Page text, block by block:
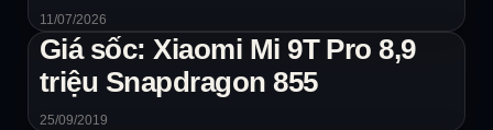
11/07/2026
Giá sốc: Xiaomi Mi 9T Pro 8,9
triệu Snapdragon 855
25/09/2019